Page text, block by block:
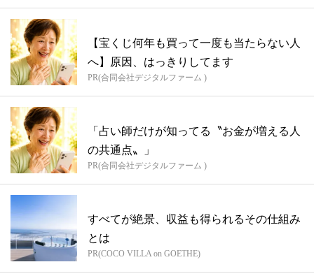
【宝くじ何年も買って一度も当たらない人
へ】原因、はっきりしてます
PR(合同会社デジタルファーム )
「占い師だけが知ってる〝お金が増える人
の共通点〟」
PR(合同会社デジタルファーム )
すべてが絶景、収益も得られるその仕組み
とは
PR(COCO VILLA on GOETHE)